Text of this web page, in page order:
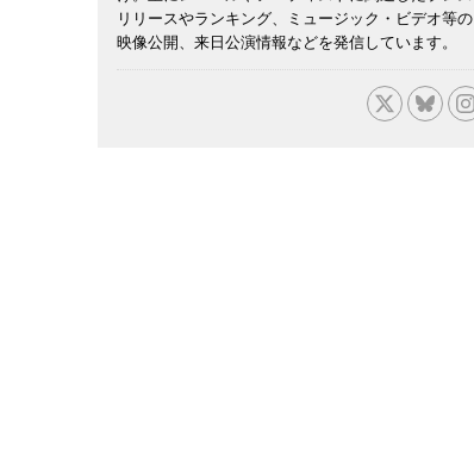
リリースやランキング、ミュージック・ビデオ等の
映像公開、来日公演情報などを発信しています。